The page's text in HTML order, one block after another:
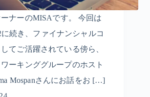
ナーのMISAです。 今回は
に続き、ファイナンシャルコ
てご活躍されている傍ら、
ーキンググループのホスト
Mospanさんにお話をお […]